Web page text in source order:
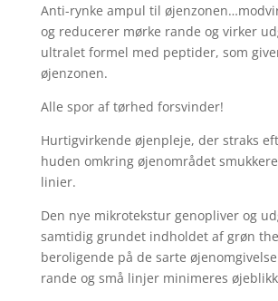
Anti-rynke ampul til
og reducerer mørke rande og virker
ultralet formel med peptider, som
øjenzonen.
Alle spor af tørhed forsvinder!
Hurtigvirkende øjenpleje, der straks
huden omkring øjenområdet
linier.
Den nye mikrotekstur genopliver og
samtidig grundet indholdet af grøn
beroligende på de sarte
rande og små linjer minimeres